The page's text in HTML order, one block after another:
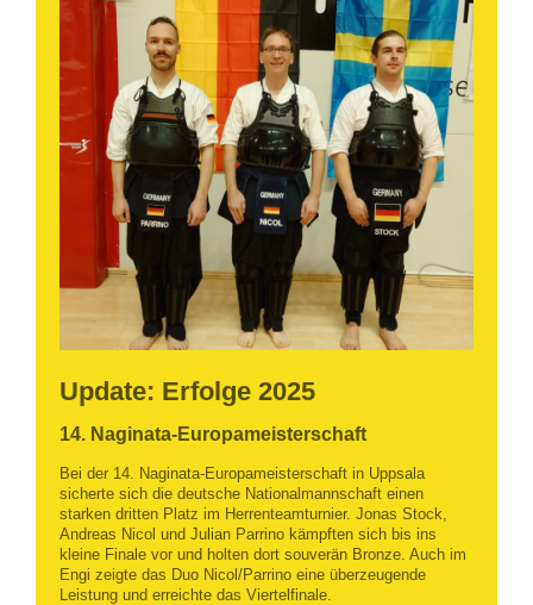
Update: Erfolge 2025
14. Naginata-Europameisterschaft
Bei der 14. Naginata-Europameisterschaft in Uppsala
sicherte sich die deutsche Nationalmannschaft einen
starken dritten Platz im Herrenteamturnier. Jonas Stock,
Andreas Nicol und Julian Parrino kämpften sich bis ins
kleine Finale vor und holten dort souverän Bronze. Auch im
Engi zeigte das Duo Nicol/Parrino eine überzeugende
Leistung und erreichte das Viertelfinale.